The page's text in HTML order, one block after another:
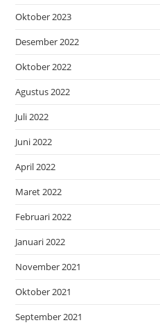
Oktober 2023
Desember 2022
Oktober 2022
Agustus 2022
Juli 2022
Juni 2022
April 2022
Maret 2022
Februari 2022
Januari 2022
November 2021
Oktober 2021
September 2021